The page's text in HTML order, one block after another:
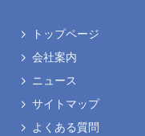
トップページ
会社案内
ニュース
サイトマップ
よくある質問